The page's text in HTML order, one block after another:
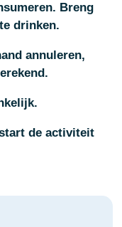
Breng
drinken.
annuleren,
de activiteit